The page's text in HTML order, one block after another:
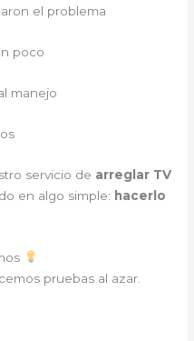
el problema
poco
manejo
servicio de arreglar TV
en algo simple: hacerlo
pruebas al azar.